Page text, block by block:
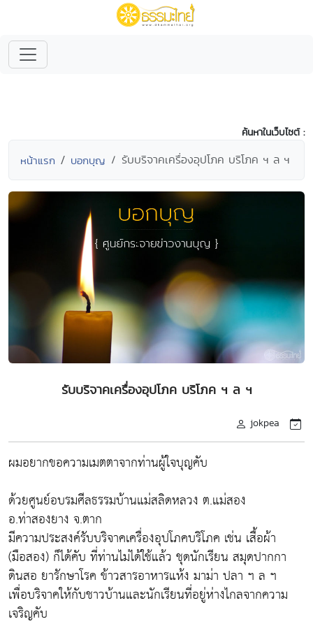
ค้นหาในเว็บไซต์ :
หน้าแรก บอกบุญ รับบริจาคเครื่องอุปโภค บริโภค ฯ ล ฯ
รับบริจาคเครื่องอุปโภค บริโภค ฯ ล ฯ
jokpea
ผมอยากขอความเมตตาจากท่านผู้ใจบุญคับ
ด้วยศูนย์อบรมศีลธรรมบ้านแม่สลิดหลวง ต.แม่สอง
อ.ท่าสองยาง จ.ตาก
มีความประสงค์รับบริจาคเครื่องอุปโภคบริโภค เช่น เสื้อผ้า
(มือสอง) ก็ได้คับ ที่ท่านไม่ได้ใช้แล้ว ชุดนักเรียน สมุดปากกา
ดินสอ ยารักษาโรค ข้าวสารอาหารแห้ง มาม่า ปลา ฯ ล ฯ
เพื่อบริจาคให้กับชาวบ้านและนักเรียนที่อยู่ห่างไกลจากความ
เจริญคับ